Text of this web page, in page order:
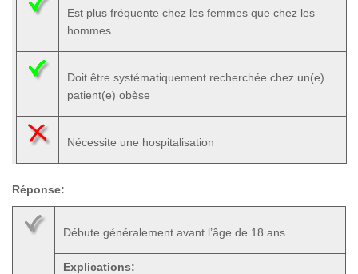
Est plus fréquente chez les femmes que chez les
hommes
Doit être systématiquement recherchée chez un(e)
patient(e) obèse
Nécessite une hospitalisation
Réponse:
Débute généralement avant l’âge de 18 ans
Explications: